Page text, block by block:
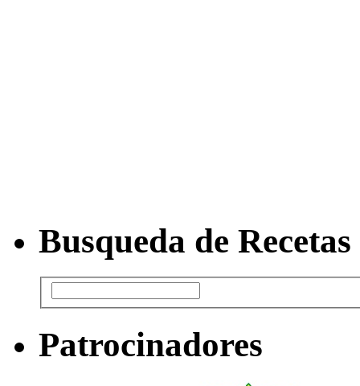
Busqueda de Recetas
Patrocinadores